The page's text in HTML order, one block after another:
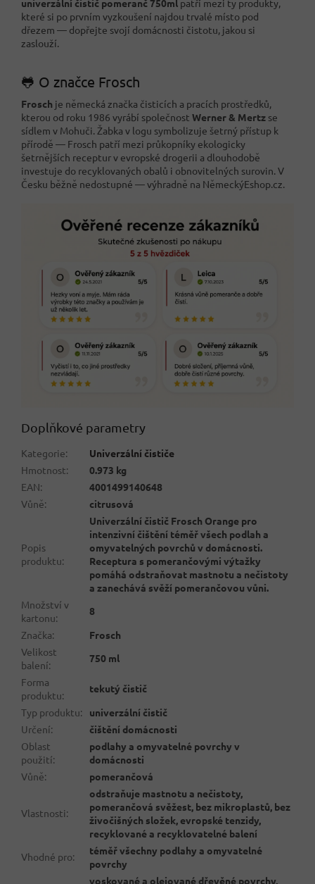
univerzální čistič pomeranč 750ml patří mezi ty produkty,
které si po prvním vyzkoušení najdou trvalé místo pod
dřezem — dopřejte svojí domácnosti čistotu, jakou si
zaslouží.
🐸 O značce Frosch
Frosch je německá značka čisticích a pracích prostředků,
kterou od roku 1986 vyrábí společnost Werner & Mertz se
sídlem v Mohuči. Žabka v logu symbolizuje šetrný přístup k
přírodě — Frosch patří mezi průkopníky ekologicky
šetrnějších receptur v evropské drogerii a dlouhodobě
investuje do recyklovaných obalů i obnovitelných surovin. V
Česku běžně nedostupné — výhradně na NěmeckýEshop.cz.
Doplňkové parametry
Kategorie:
Univerzální čističe
Hmotnost:
0.973 kg
EAN:
4001499140648
Vůně: citrusová
Popis
produktu:
Univerzální čistič Frosch Orange pro
intenzivní čištění téměř všech podlah a
omyvatelných povrchů v domácnosti.
Receptura s pomerančovými výtažky
pomáhá odstraňovat mastnotu a nečistoty
a zanechává svěží pomerančovou vůni.
Množství v
kartonu:
8
Značka:
Frosch
Velikost
balení:
750 ml
Forma
produktu:
tekutý čistič
Typ produktu:
univerzální čistič
Určení:
čištění domácnosti
Oblast
použití:
podlahy a omyvatelné povrchy v
domácnosti
Vůně: pomerančová
Vlastnosti:
odstraňuje mastnotu a nečistoty,
pomerančová svěžest, bez mikroplastů, bez
živočišných složek, evropské tenzidy,
recyklované a recyklovatelné balení
Vhodné pro:
téměř všechny podlahy a omyvatelné
povrchy
voskované a olejované dřevěné povrchy,